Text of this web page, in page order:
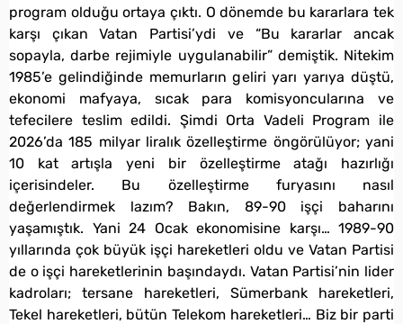
program olduğu ortaya çıktı. O dönemde bu kararlara tek
karşı çıkan Vatan Partisi’ydi ve “Bu kararlar ancak
sopayla, darbe rejimiyle uygulanabilir” demiştik. Nitekim
1985’e gelindiğinde memurların geliri yarı yarıya düştü,
ekonomi mafyaya, sıcak para komisyoncularına ve
tefecilere teslim edildi. Şimdi Orta Vadeli Program ile
2026’da 185 milyar liralık özelleştirme öngörülüyor; yani
10 kat artışla yeni bir özelleştirme atağı hazırlığı
içerisindeler. Bu özelleştirme furyasını nasıl
değerlendirmek lazım? Bakın, 89-90 işçi baharını
yaşamıştık. Yani 24 Ocak ekonomisine karşı… 1989-90
yıllarında çok büyük işçi hareketleri oldu ve Vatan Partisi
de o işçi hareketlerinin başındaydı. Vatan Partisi’nin lider
kadroları; tersane hareketleri, Sümerbank hareketleri,
Tekel hareketleri, bütün Telekom hareketleri… Biz bir parti